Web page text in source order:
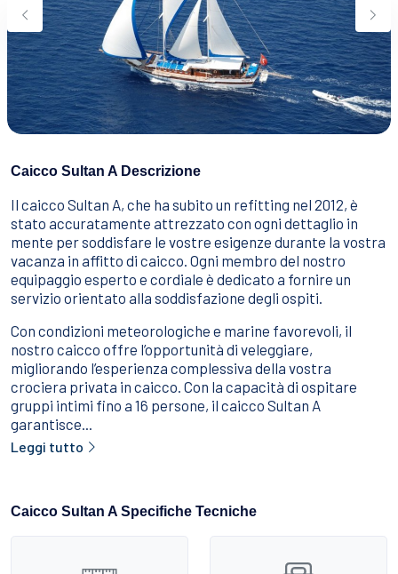
Cibo E Bevande
Come Prenotare
Termini e Condizioni
Contattaci
Caicco Sultan A Descrizione
Il caicco Sultan A, che ha subito un refitting nel 2012, è
stato accuratamente attrezzato con ogni dettaglio in
mente per soddisfare le vostre esigenze durante la vostra
vacanza in affitto di caicco. Ogni membro del nostro
equipaggio esperto e cordiale è dedicato a fornire un
servizio orientato alla soddisfazione degli ospiti.
Con condizioni meteorologiche e marine favorevoli, il
nostro caicco offre l’opportunità di veleggiare,
migliorando l’esperienza complessiva della vostra
crociera privata in caicco. Con la capacità di ospitare
gruppi intimi fino a 16 persone, il caicco Sultan A
garantisce...
Leggi tutto
Caicco Sultan A Specifiche Tecniche